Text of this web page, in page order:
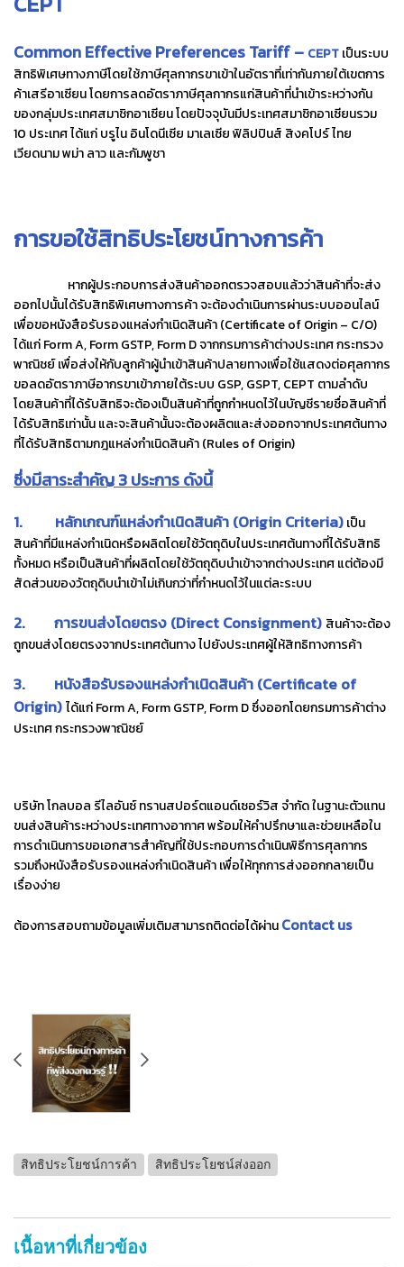
Common Effective Preferences Tariff – CEPTเป็นระบบ
สิทธิพิเศษทางภาษีโดยใช้ภาษีศุลกากรขาเข้าในอัตราที่เท่ากันภายใต้เขตการ
ค้าเสรีอาเซียน โดยการลดอัตราภาษีศุลกากรแก่สินค้าที่นำเข้าระหว่างกัน
ของกลุ่มประเทศสมาชิกอาเซียน โดยปัจจุบันมีประเทศสมาชิกอาเซียนรวม
10 ประเทศ ได้แก่ บรูไน อินโดนีเซีย มาเลเซีย ฟิลิปปินส์ สิงคโปร์ ไทย
เวียดนาม พม่า ลาว และกัมพูชา
การขอใช้สิทธิประโยชน์ทางการค้า
หากผู้ประกอบการส่งสินค้าออกตรวจสอบแล้วว่าสินค้าที่จะส่ง
ออกไปนั้นได้รับสิทธิพิเศษทางการค้า จะต้องดำเนินการผ่านระบบออนไลน์
เพื่อขอหนังสือรับรองแหล่งกำเนิดสินค้า (Certificate of Origin – C/O)
ได้แก่ Form A, Form GSTP, Form D จากกรมการค้าต่างประเทศ กระทรวง
พาณิชย์ เพื่อส่งให้กับลูกค้าผู้นำเข้าสินค้าปลายทางเพื่อใช้แสดงต่อศุลกากร
ขอลดอัตราภาษีอากรขาเข้าภายใต้ระบบ GSP, GSPT, CEPT ตามลำดับ
โดยสินค้าที่ได้รับสิทธิจะต้องเป็นสินค้าที่ถูกกำหนดไว้ในบัญชีรายชื่อสินค้าที่
ได้รับสิทธิเท่านั้น และจะสินค้านั้นจะต้องผลิตและส่งออกจากประเทศต้นทาง
ที่ได้รับสิทธิตามกฎแหล่งกำเนิดสินค้า (Rules of Origin)
ซึ่งมีสาระสำคัญ 3 ประการ ดังนี้
1. หลักเกณฑ์แหล่งกำเนิดสินค้า (Origin Criteria)เป็น
สินค้าที่มีแหล่งกำเนิดหรือผลิตโดยใช้วัตถุดิบในประเทศต้นทางที่ได้รับสิทธิ
ทั้งหมด หรือเป็นสินค้าที่ผลิตโดยใช้วัตถุดิบนำเข้าจากต่างประเทศ แต่ต้องมี
สัดส่วนของวัตถุดิบนำเข้าไม่เกินกว่าที่กำหนดไว้ในแต่ละระบบ
2. การขนส่งโดยตรง (Direct Consignment) สินค้าจะต้อง
ถูกขนส่งโดยตรงจากประเทศต้นทาง ไปยังประเทศผู้ให้สิทธิทางการค้า
3. หนังสือรับรองแหล่งกำเนิดสินค้า (Certificate of
Origin)ได้แก่ Form A, Form GSTP, Form D ซึ่งออกโดยกรมการค้าต่าง
ประเทศ กระทรวงพาณิชย์
บริษัท โกลบอล รีไลอันซ์ ทรานสปอร์ตแอนด์เซอร์วิส จำกัด ในฐานะตัวแทน
ขนส่งสินค้าระหว่างประเทศทางอากาศ พร้อมให้คำปรึกษาและช่วยเหลือใน
การดำเนินการขอเอกสารสำคัญที่ใช้ประกอบการดำเนินพิธีการศุลกากร
รวมถึงหนังสือรับรองแหล่งกำเนิดสินค้า เพื่อให้ทุกการส่งออกกลายเป็น
เรื่องง่าย
ต้องการสอบถามข้อมูลเพิ่มเติมสามารถติดต่อได้ผ่านContact us
สิทธิประโยชน์การค้า สิทธิประโยชน์ส่งออก
เนื้อหาที่เกี่ยวข้อง